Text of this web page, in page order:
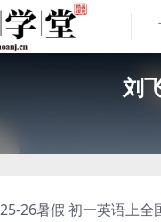
刘
暑假 初一英语上全